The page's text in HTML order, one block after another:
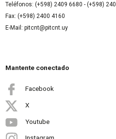
Teléfonos: (+598) 2409 6680 - (+598)
Fax: (+598) 2400 4160
E-Mail: pitcnt@pitcnt.uy
Mantente conectado
Facebook
X
Youtube